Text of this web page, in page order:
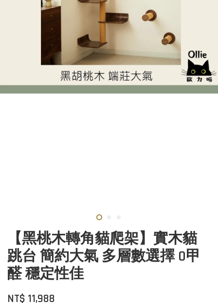
【黑桃木轉角貓爬架】實木貓
跳台 簡約大氣 多層數選擇 0甲
醛 穩定性佳
NT$ 11,988